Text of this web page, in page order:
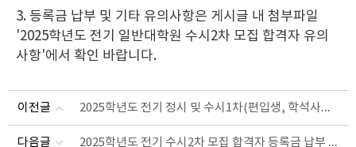
3. 등록금 납부 및 기타 유의사항은 게시글 내 첨부파일
'2025학년도 전기 일반대학원 수시2차 모집 합격자 유의
사항'에서 확인 바랍니다.
이전글 2025학년도 전기 정시 및 수시1차(편입생, 학석사연계 포함) 모집 합격자 학번 안내
다음글 2025학년도 전기 수시2차 모집 합격자 등록금 납부 안내